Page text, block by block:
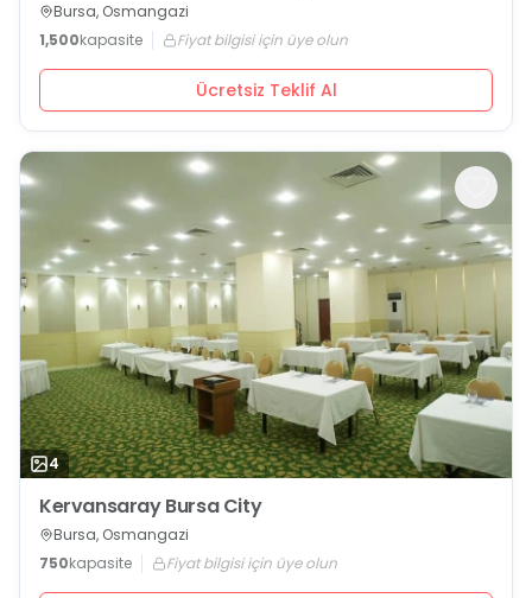
Bursa, Osmangazi
1,500kapasite Fiyat bilgisi için üye olun
Ücretsiz Teklif Al
4
Kervansaray Bursa City
Bursa, Osmangazi
750kapasite Fiyat bilgisi için üye olun